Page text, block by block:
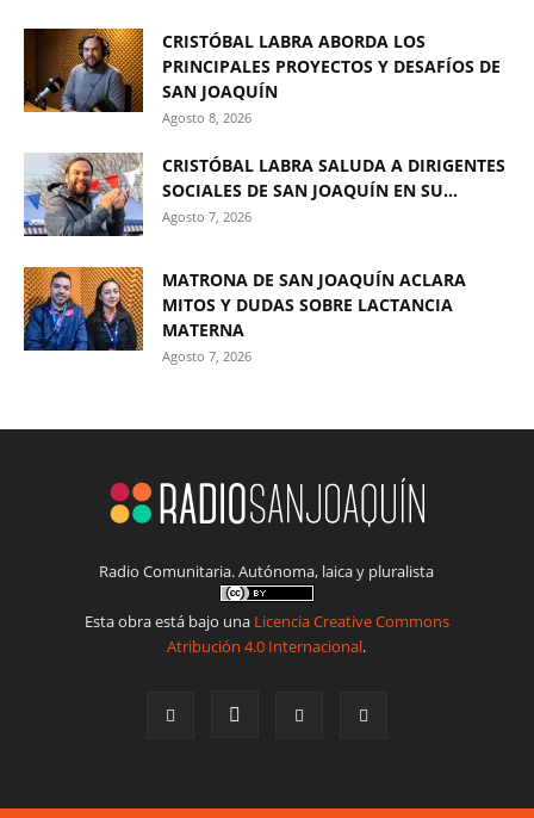
CRISTÓBAL LABRA ABORDA LOS
PRINCIPALES PROYECTOS Y DESAFÍOS DE
SAN JOAQUÍN
Agosto 8, 2026
CRISTÓBAL LABRA SALUDA A DIRIGENTES
SOCIALES DE SAN JOAQUÍN EN SU...
Agosto 7, 2026
MATRONA DE SAN JOAQUÍN ACLARA
MITOS Y DUDAS SOBRE LACTANCIA
MATERNA
Agosto 7, 2026
Radio Comunitaria. Autónoma, laica y pluralista
Esta obra está bajo una Licencia Creative Commons
Atribución 4.0 Internacional.